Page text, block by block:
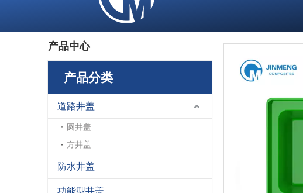
产品中心
产品分类
道路井盖
圆井盖
方井盖
防水井盖
功能型井盖